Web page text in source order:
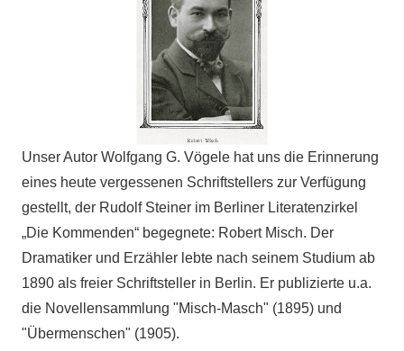
Unser Autor Wolfgang G. Vögele hat uns die Erinnerung
eines heute vergessenen Schriftstellers zur Verfügung
gestellt, der Rudolf Steiner im Berliner Literatenzirkel
„Die Kommenden“ begegnete: Robert Misch. Der
Dramatiker und Erzähler lebte nach seinem Studium ab
1890 als freier Schriftsteller in Berlin. Er publizierte u.a.
die Novellensammlung "Misch-Masch" (1895) und
"Übermenschen" (1905).